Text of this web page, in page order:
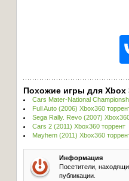
Похожие игры для Xbox
Cars Mater-National
Full Auto (2006) Xbox360
Sega Rally. Revo (2007)
Cars 2 (2011) Xbox360 торрент
Mayhem (2011) Xbox360
Информация
Посетители,
публикации.